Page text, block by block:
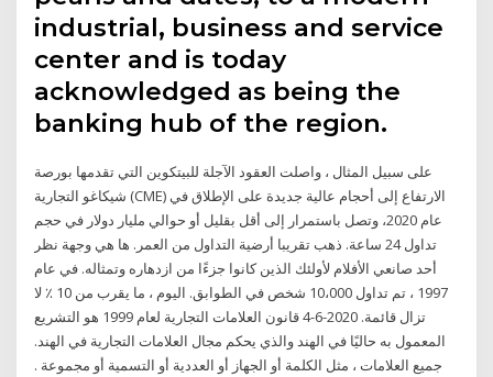
industrial, business and service
center and is today
acknowledged as being the
banking hub of the region.
على سبيل المثال ، واصلت العقود الآجلة للبيتكوين التي تقدمها بورصة
شيكاغو التجارية (CME) الارتفاع إلى أحجام عالية جديدة على الإطلاق في
عام 2020، وتصل باستمرار إلى أقل بقليل أو حوالي مليار دولار في حجم
تداول 24 ساعة. ذهب تقريبا أرضية التداول من العمر. ها هي وجهة نظر
أحد صانعي الأفلام لأولئك الذين كانوا جزءًا من ازدهاره وتمثاله. في عام
1997 ، تم تداول 10،000 شخص في الطوابق. اليوم ، ما يقرب من 10 ٪ لا
تزال قائمة. 2020-6-4 قانون العلامات التجارية لعام 1999 هو التشريع
المعمول به حاليًا في الهند والذي يحكم مجال العلامات التجارية في الهند.
جميع العلامات ، مثل الكلمة أو الجهاز أو العددية أو التسمية أو مجموعة .